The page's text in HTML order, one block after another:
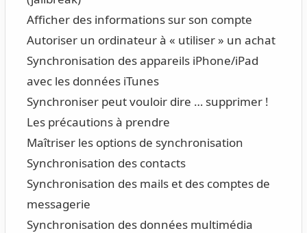
Afficher des informations sur son compte
Autoriser un ordinateur à « utiliser » un achat
Synchronisation des appareils iPhone/iPad
avec les données iTunes
Synchroniser peut vouloir dire … supprimer !
Les précautions à prendre
Maîtriser les options de synchronisation
Synchronisation des contacts
Synchronisation des mails et des comptes de
messagerie
Synchronisation des données multimédia